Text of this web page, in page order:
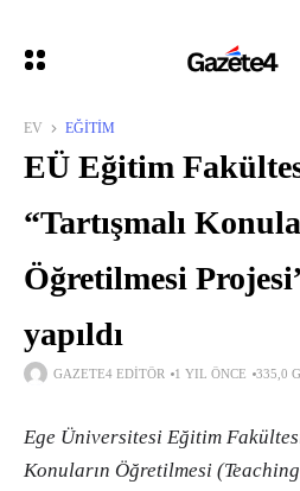
EV EĞITIM
EÜ Eğitim
“Tartışmalı
Öğretilmesi
yapıldı
GAZETE4 EDITÖR 1 YIL ÖNCE 335,0
Ege Üniversitesi Eğitim
Konuların Öğretilmesi